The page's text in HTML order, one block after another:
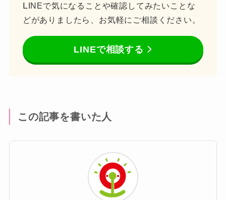
LINEで気になることや確認してみたいことな
どがありましたら、お気軽にご相談ください。
LINEで相談する
この記事を書いた人